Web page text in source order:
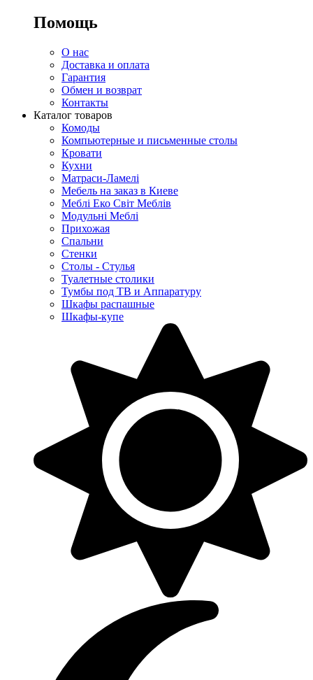
Помощь
О нас
Доставка и оплата
Гарантия
Обмен и возврат
Контакты
Каталог товаров
Комоды
Компьютерные и письменные столы
Кровати
Кухни
Матраси-Ламелі
Мебель на заказ в Киеве
Меблі Еко Світ Меблів
Модульні Меблі
Прихожая
Спальни
Стенки
Столы - Стулья
Туалетные столики
Тумбы под ТВ и Аппаратуру
Шкафы распашные
Шкафы-купе